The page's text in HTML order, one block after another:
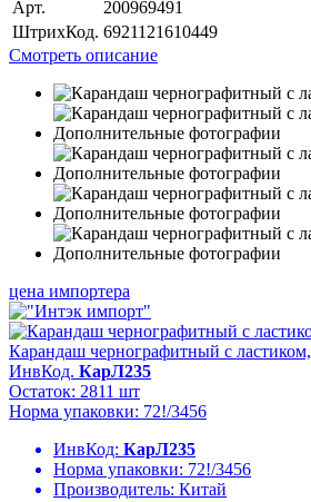
Арт.
200969491
ШтрихКод. 6921121610449
Смотреть описание
цена импортера
Карандаш чернографитный с
ИнвКод. КарЛ235
Остаток: 2811 шт
Норма упаковки: 72!/3456
ИнвКод: КарЛ235
Норма упаковки: 72!/3456
Производитель: Китай